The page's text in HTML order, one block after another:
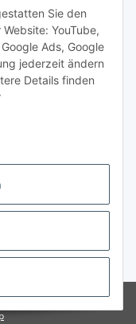
Sie den
YouTube,
Ads, Google
jederzeit ändern
Details finden